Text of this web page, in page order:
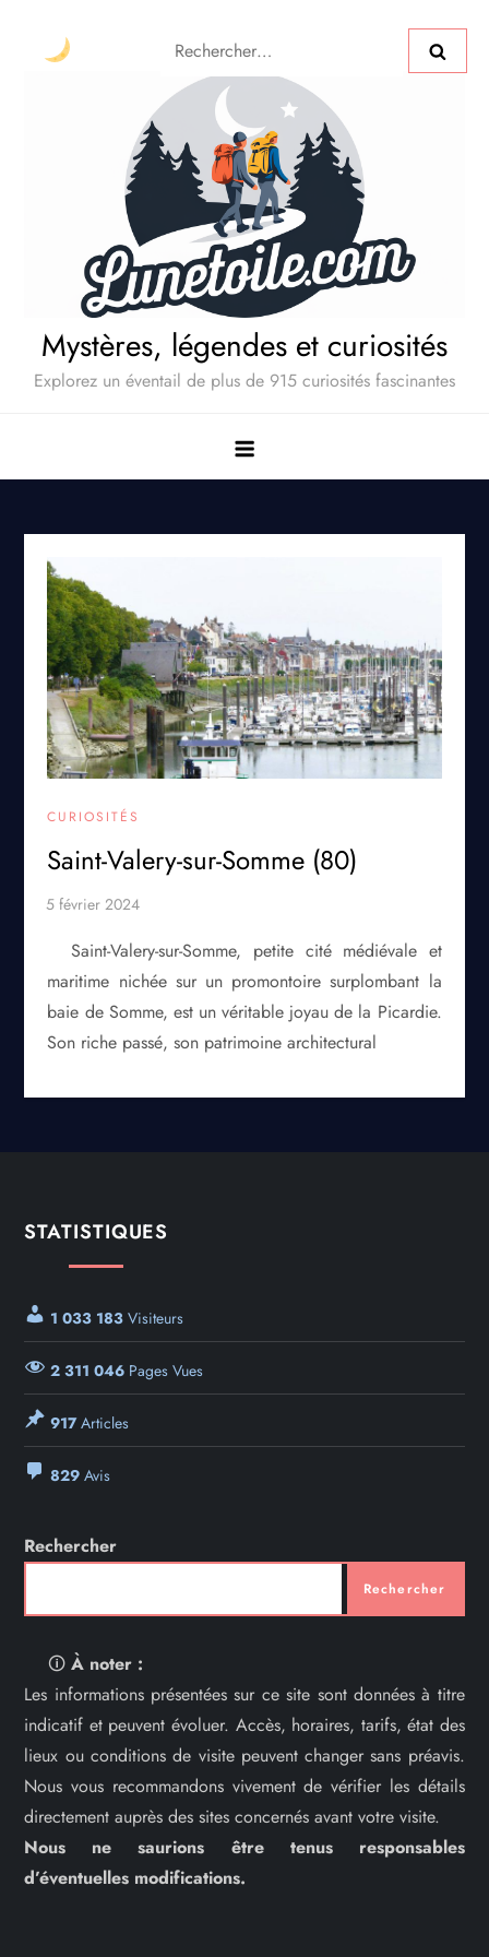
Mystères, légendes et curiosités
Explorez un éventail de plus de 915 curiosités fascinantes
CURIOSITÉS
Saint-Valery-sur-Somme (80)
Saint-Valery-sur-Somme, petite cité médiévale et
maritime nichée sur un promontoire surplombant la
baie de Somme, est un véritable joyau de la Picardie.
Son riche passé, son patrimoine architectural
STATISTIQUES
1 033 183 Visiteurs
2 311 046 Pages Vues
917Articles
829 Avis
Rechercher
Rechercher
🛈À noter :
Les informations présentées sur ce site sont données à titre
indicatif et peuvent évoluer. Accès, horaires, tarifs, état des
lieux ou conditions de visite peuvent changer sans préavis.
Nous vous recommandons vivement de vérifier les détails
directement auprès des sites concernés avant votre visite.
Nous ne saurions être tenus responsables
d’éventuelles modifications.